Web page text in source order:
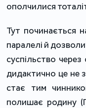
ополчилися
Тут починається
паралелі й
суспільство
дидактично це не
стає тим
полишає родину